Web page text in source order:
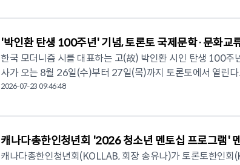
NETWORK NEWS (CKN뉴스)
애국가 선율이 자연스럽게 흐르자 객석은 숙연한 분위기에 휩
연에는 온타리오주 조성준 노인복지부 장관도 참석해 축사를
과 헌신, 그리고 세대를 연결하는 문화예술 활동은 우리 지역
시니어윈드오케스트라의 활동을 높이 평가했다. 대한민국 재외동포청과 주토론토대한민국총영사
관의 일부 후원으로 열린 이번 연주회는 단순한 음악회를 넘어
지가 한 무대에서 어우러지며 "희망에는 나이가 없다"는 메시지를
하는 공연을 지속적으로 선보이며 토론토 한인사회의 대표 문
다. 이번 공연은 단순한 정기연주회를 넘어 음악이 세대와 문화를 잇는 가장 아름다운 언어임을 보
진행돼 큰 호응을 얻었다. 또한 고광목 전 강원도민회 회장이 트럼펫 연주를 선보였으며 참가자들과
함께 재미있는 게임을 진행해 행사장을 웃음꽃으로 가득차게 했다. 이번 행사에는 강원도민
뿐만 아니라 토론토한인노인회를 비롯한 현지 주요 한인 단체
전을 응원했다. 토론토한인노인회, 해피시니어센터, 전 충청향우회 최종대 회장, 권효남, 성태하, 성
원했다. 특히 주토론토총영사관은 행사용 음향장비를 지원해 안정적인 행사 진행을 도왔다. 최기천
했다. 최 부총영사는 행사가 끝날 때까지 자리를 지키며 직접 현장 정리를 돕는 등 솔선수범하는 모
습으로 참석자들에게 깊은 울림을 주었다. 온타리오주 강원도민회는 강원도 출신이거나 연고가 있
다"며 높은 만족감을 나타냈다. 김원미 회장은 "회원 여러분께서 건강하고 활기찬 삶을 이어갈 수
있도록 앞으로도 다양한 문화·체육 프로그램을 지속적으로
원하고 함께 웃을 수 있는 화합의 장을 계속 만들어 나가겠다"고 말했다. 한카시니어
프모임에 이어 오는 9월 창립 이후 처음으로 해외 가을 소풍도 추진한다. 이번 해외
일(일)부터 9월 19일(토)까지 6박 7일 일정으로 에스토니아
다. 참가 문의는 오즈투어 전화 416-512-2121 또는 이메일 info@oztour.ca로 하면 된다. ©
2026 CANADA KOREAN NETWORK NEWS (CKN뉴스)
가 진행됐다. 사회는 김승룡 부회장이 맡아 진행했으며 국민의례에서는 대한민국 애국가와 캐나다
에서 행사의 의미를 더했다. 이날 행사에서는 토론토 해병전우회의 회장 이·취임식도 함께 열렸다.
서재웅 전임 회장과 이영진 신임 회장은 해병전우회기를 함
한 해병"이라는 해병대의 정신을 참석자들과 함께 되새겼다. 전우회기를 승계하는 순간에는 회원들
의 힘찬 박수와 함께 해병 선후배 간의 굳건한 결속을 확인하는 시간이 이어
최선을 다하겠다"며 "해병 정신을 계승하고 교민사회 봉사에
겠다"고 밝혔다. 이어 "앞으로도 회원들과 자주 소통하며 젊은 세대 해병 가족들도 함께할 수 있는
다양한 활동을 추진하겠다"고 강조했다. 행사에는 주토론토총영사관이 무상으로 대여한 음향 시스
'박인환 탄생 100주년' 기념, 토론토 국제문학·문화교
한국 모더니즘 시를 대표하는 고(故) 박인환 시인 탄생 100주
사가 오는 8월 26일(수)부터 27일(목)까지 토론토에서 열린다. 이번 행사는 한카문화예술원
(KCCNAC, 원장 박정순)과 한국여성문예원(원장 김도경)이 공
에서 선보이며 한국 문학과 예술을 캐나다 한인사회와 현지
서 한국문학 워크숍이 열린다. 워크숍에서는 맹문재 교수와 김도경 원장, 백지영 작가, 심경숙 연출
이 박인환 시인의 삶과 문학세계를 조명하며, 한·캐 문학교류
2026-07-23 09:46:48
캐나다총한인청년회 '2026 청소년 멘토십 프로그램'
캐나다총한인청년회(KOLLAB, 회장 송유나)가 토론토한인회